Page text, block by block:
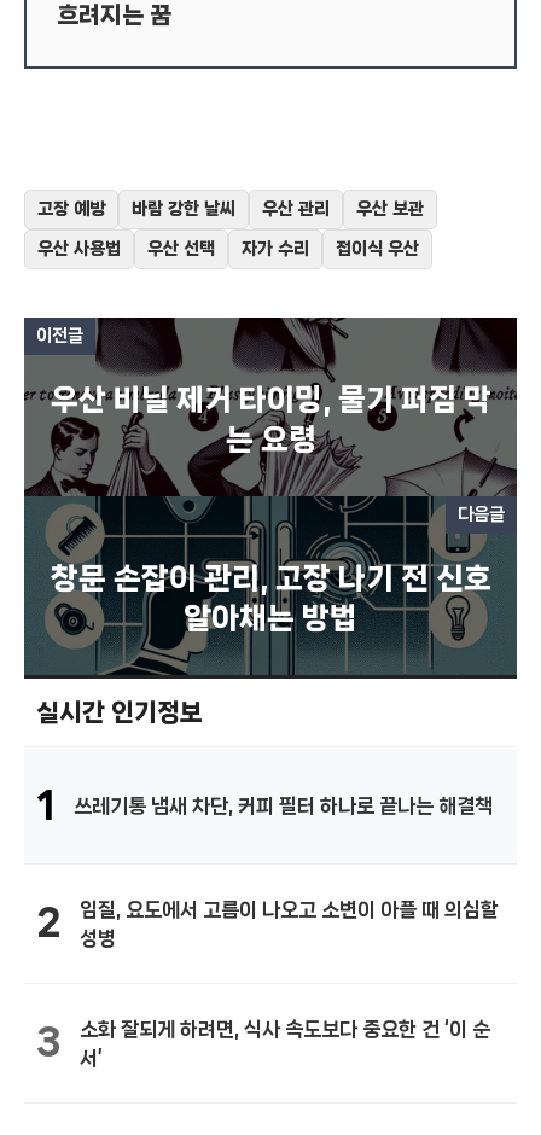
흐려지는 꿈
고장 예방 바람 강한 날씨 우산 관리 우산 보관
우산 사용법 우산 선택 자가 수리 접이식 우산
이전글
우산 비닐 제거 타이밍, 물기 퍼짐 막
는 요령
다음글
창문 손잡이 관리, 고장 나기 전 신호
알아채는 방법
실시간 인기정보
1 쓰레기통 냄새 차단, 커피 필터 하나로 끝나는 해결책
2
임질, 요도에서 고름이 나오고 소변이 아플 때 의심할
성병
3
소화 잘되게 하려면, 식사 속도보다 중요한 건 ‘이 순
서’